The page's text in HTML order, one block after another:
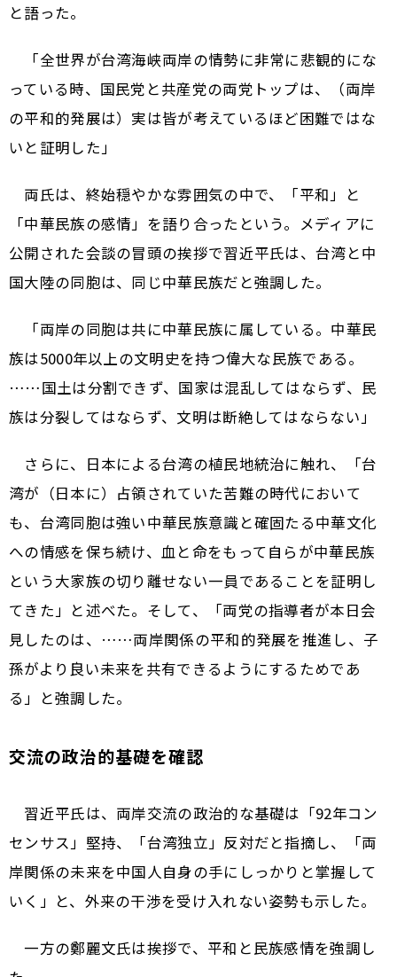
と語った。
「全世界が台湾海峡両岸の情勢に非常に悲観的にな
っている時、国民党と共産党の両党トップは、（両岸
の平和的発展は）実は皆が考えているほど困難ではな
いと証明した」
両氏は、終始穏やかな雰囲気の中で、「平和」と
「中華民族の感情」を語り合ったという。メディアに
公開された会談の冒頭の挨拶で習近平氏は、台湾と中
国大陸の同胞は、同じ中華民族だと強調した。
「両岸の同胞は共に中華民族に属している。中華民
族は5000年以上の文明史を持つ偉大な民族である。
……国土は分割できず、国家は混乱してはならず、民
族は分裂してはならず、文明は断絶してはならない」
さらに、日本による台湾の植民地統治に触れ、「台
湾が（日本に）占領されていた苦難の時代において
も、台湾同胞は強い中華民族意識と確固たる中華文化
への情感を保ち続け、血と命をもって自らが中華民族
という大家族の切り離せない一員であることを証明し
てきた」と述べた。そして、「両党の指導者が本日会
見したのは、……両岸関係の平和的発展を推進し、子
孫がより良い未来を共有できるようにするためであ
る」と強調した。
交流の政治的基礎を確認
習近平氏は、両岸交流の政治的な基礎は「92年コン
センサス」堅持、「台湾独立」反対だと指摘し、「両
岸関係の未来を中国人自身の手にしっかりと掌握して
いく」と、外来の干渉を受け入れない姿勢も示した。
一方の鄭麗文氏は挨拶で、平和と民族感情を強調し